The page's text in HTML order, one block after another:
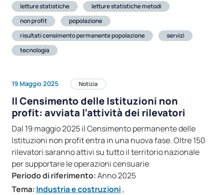
letture statistiche
letture statistiche metodi
non profit
popolazione
risultati censimento permanente popolazione
servizi
tecnologia
19 Maggio 2025 Notizia
Il Censimento delle Istituzioni non
profit: avviata l’attività dei rilevatori
Dal 19 maggio 2025 il Censimento permanente delle
Istituzioni non profit entra in una nuova fase. Oltre 150
rilevatori saranno attivi su tutto il territorio nazionale
per supportare le operazioni censuarie
Periodo di riferimento:Anno 2025
Tema: Industria e costruzioni,